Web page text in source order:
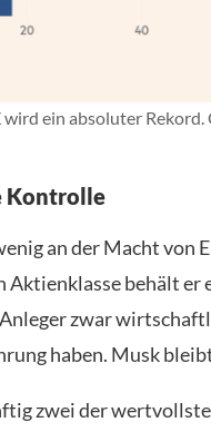
wird ein absoluter Rekord.
Kontrolle
an der Macht von
Aktienklasse behält er
zwar
haben. Musk
zwei der